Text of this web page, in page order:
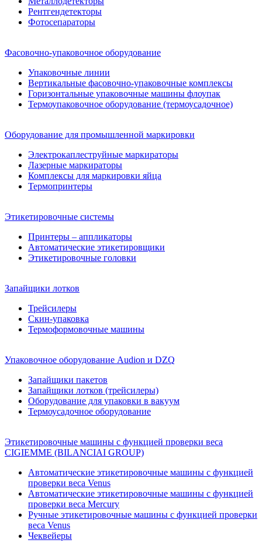
Рентгендетекторы
Фотосепараторы
Фасовочно-упаковочное оборудование
Упаковочные линии
Вертикальные фасовочно-упаковочные комплексы
Горизонтальные упаковочные машины флоупак
Термоупаковочное оборудование (термоусадочное)
Оборудование для промышленной маркировки
Электрокаплеструйные маркираторы
Лазерные маркираторы
Комплексы для маркировки яйца
Термопринтеры
Этикетировочные системы
Принтеры – аппликаторы
Автоматические этикетировщики
Этикетировочные головки
Запайщики лотков
Трейсилеры
Скин-упаковка
Термоформовочные машины
Упаковочное оборудование Audion и DZQ
Запайщики пакетов
Запайщики лотков (трейсилеры)
Оборудование для упаковки в вакуум
Термоусадочное оборудование
Этикетировочные машины с функцией проверки веса
CIGIEMME (BILANCIAI GROUP)
Автоматические этикетировочные машины с функцией
проверки веса Venus
Автоматические этикетировочные машины с функцией
проверки веса Mercury
Ручные этикетировочные машины с функцией проверки
веса Venus
Чеквейеры